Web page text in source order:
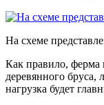
На схеме
Как правило, ферма
деревянного бруса,
нагрузка будет